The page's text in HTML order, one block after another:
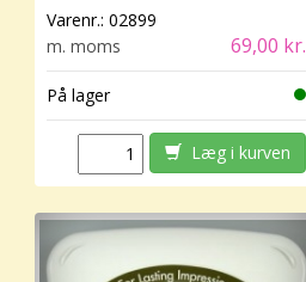
Varenr.: 02899
m. moms
69,00 kr.
På lager
Læg i kurven